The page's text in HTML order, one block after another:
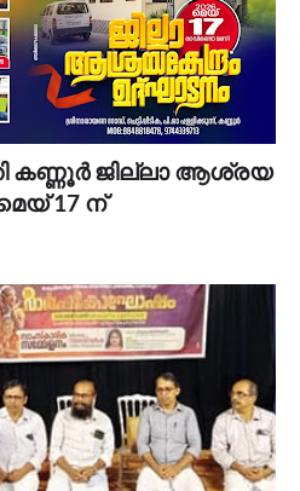
കണ്ണൂർ ജില്ലാ ആശ്രയ
17 ന്